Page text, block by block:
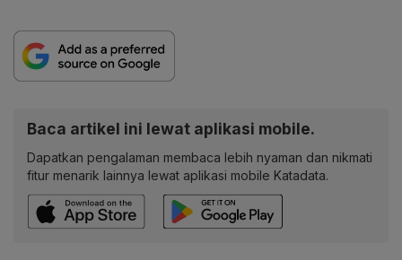
Baca artikel ini lewat aplikasi mobile.
Dapatkan pengalaman membaca lebih nyaman dan nikmati
fitur menarik lainnya lewat aplikasi mobile Katadata.